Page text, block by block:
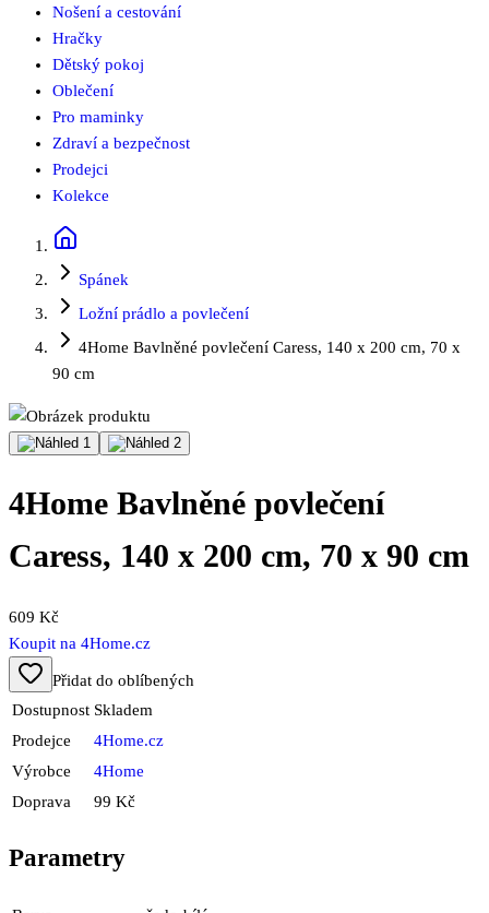
Nošení a cestování
Hračky
Dětský pokoj
Oblečení
Pro maminky
Zdraví a bezpečnost
Prodejci
Kolekce
Spánek
Ložní prádlo a povlečení
4Home Bavlněné povlečení Caress, 140 x 200 cm, 70 x
90 cm
4Home Bavlněné povlečení
Caress, 140 x 200 cm, 70 x 90 cm
609 Kč
Koupit na 4Home.cz
Přidat do oblíbených
Dostupnost Skladem
Prodejce
4Home.cz
Výrobce
4Home
Doprava
99 Kč
Parametry